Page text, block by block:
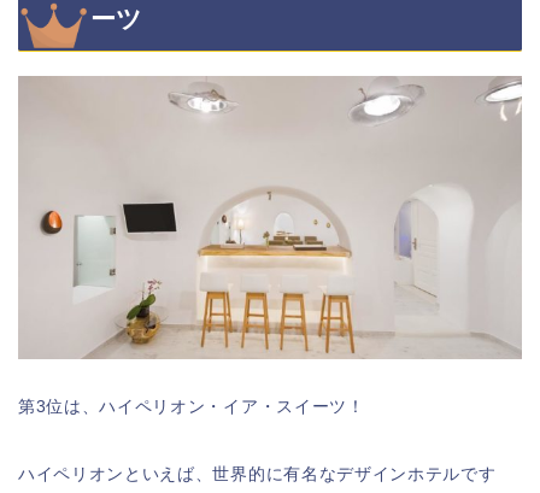
ーツ
第3位は、ハイペリオン・イア・スイーツ！
ハイペリオンといえば、世界的に有名なデザインホテルです